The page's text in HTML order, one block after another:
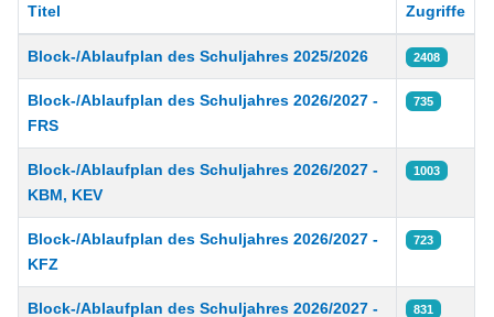
Titel Zugriffe
Block-/Ablaufplan des Schuljahres 2025/2026 2408
Block-/Ablaufplan des Schuljahres 2026/2027 -
FRS
735
Block-/Ablaufplan des Schuljahres 2026/2027 -
KBM, KEV
1003
Block-/Ablaufplan des Schuljahres 2026/2027 -
KFZ
723
Block-/Ablaufplan des Schuljahres 2026/2027 - 831